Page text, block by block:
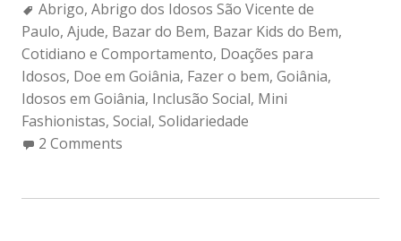
Tags:
Abrigo, Abrigo dos Idosos São Vicente de
Paulo, Ajude, Bazar do Bem, Bazar Kids do Bem,
Cotidiano e Comportamento, Doações para
Idosos, Doe em Goiânia, Fazer o bem, Goiânia,
Idosos em Goiânia, Inclusão Social, Mini
Fashionistas, Social, Solidariedade
2 Comments